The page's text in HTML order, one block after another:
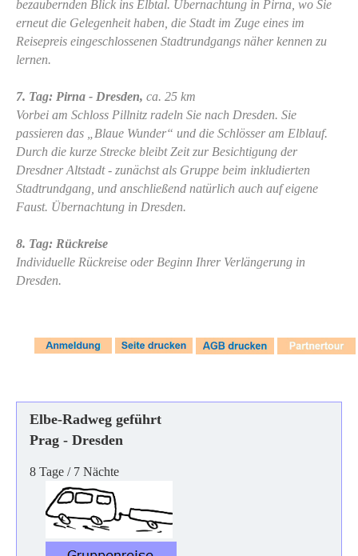
bezaubernden Blick ins Elbtal. Übernachtung in Pirna, wo Sie
erneut die Gelegenheit haben, die Stadt im Zuge eines im
Reisepreis eingeschlossenen Stadtrundgangs näher kennen zu
lernen.
7. Tag: Pirna - Dresden, ca. 25 km
Vorbei am Schloss Pillnitz radeln Sie nach Dresden. Sie
passieren das „Blaue Wunder“ und die Schlösser am Elblauf.
Durch die kurze Strecke bleibt Zeit zur Besichtigung der
Dresdner Altstadt - zunächst als Gruppe beim inkludierten
Stadtrundgang, und anschließend natürlich auch auf eigene
Faust. Übernachtung in Dresden.
8. Tag: Rückreise
Individuelle Rückreise oder Beginn Ihrer Verlängerung in
Dresden.
Elbe-Radweg geführt
Prag - Dresden
8 Tage / 7 Nächte